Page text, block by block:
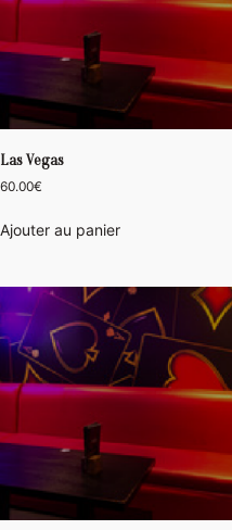
Las Vegas
60.00€
Ajouter au panier